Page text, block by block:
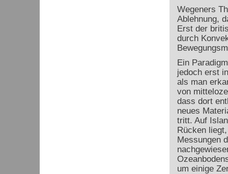
Wegeners
Ablehnung,
Erst der
durch
Ein
jedoch erst
als man
von
dass dort
neues
tritt. Auf
Rücken
Messungen
um einige